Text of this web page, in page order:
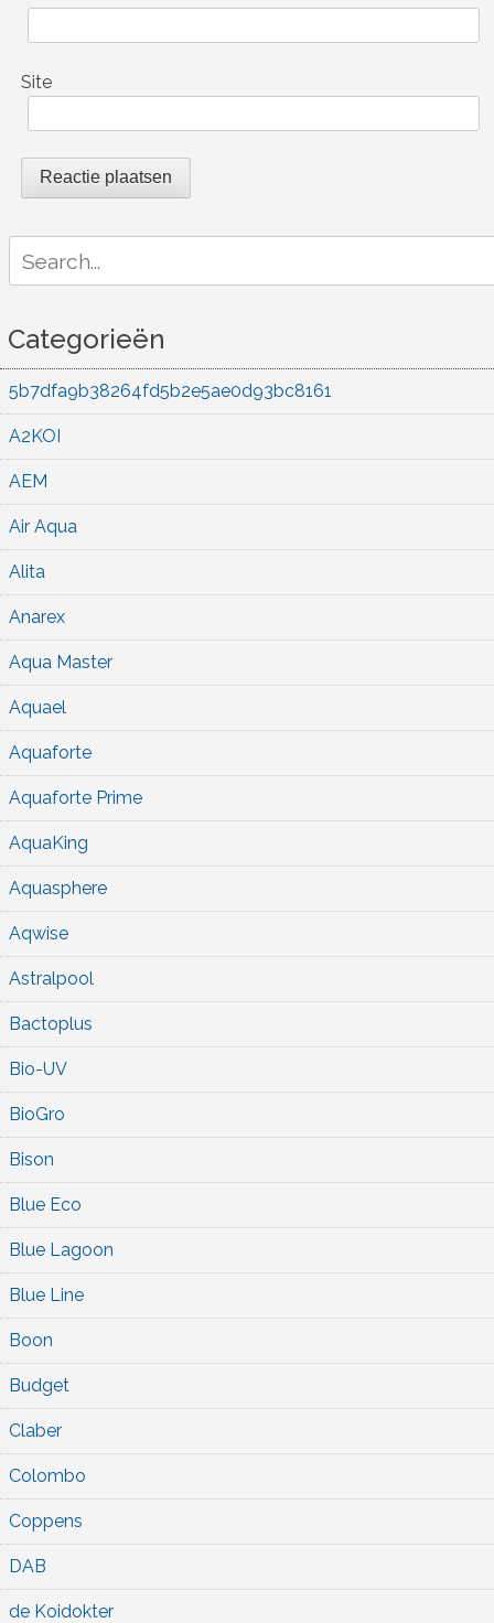
Site
for:
Categorieën
5b7dfa9b38264fd5b2e5ae0d93bc8161
A2KOI
AEM
Air Aqua
Alita
Anarex
Aqua Master
Aquael
Aquaforte
Aquaforte Prime
AquaKing
Aquasphere
Aqwise
Astralpool
Bactoplus
Bio-UV
BioGro
Bison
Blue Eco
Blue Lagoon
Blue Line
Boon
Budget
Claber
Colombo
Coppens
DAB
de Koidokter